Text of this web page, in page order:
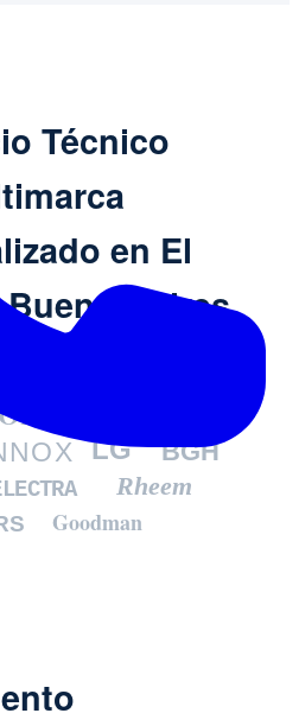
Técnico
en El
Aires
LG BGH
Rheem
Goodman